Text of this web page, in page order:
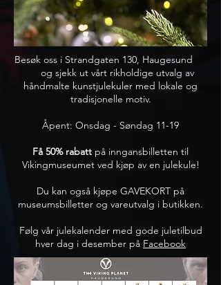
Besøk oss i Strandgaten 130, Haugesund
og sjekk ut vårt rikholdige utvalg av
håndmalte kunstjulekuler med lokale og
tradisjonelle motiv.
Åpent: Onsdag - Søndag 11-19
Få 50% rabatt på inngansbilletten til
Vikingmuseumet ved kjøp av en julekule!
Du kan også kjøpe GAVEKORT på
museumsbilletter og vareutvalg i butikken.
Følg vår julekalender med gode juletilbud
hver dag i desember på Facebook